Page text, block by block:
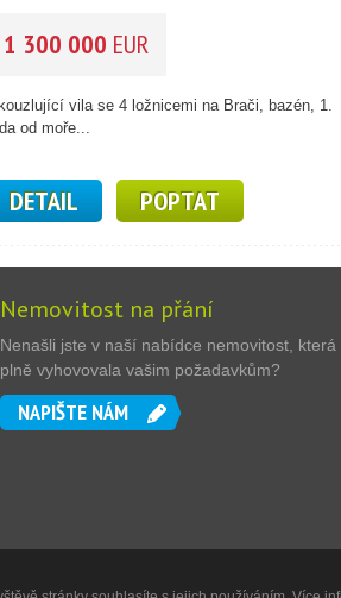
1 300 000 EUR
vila se 4 ložnicemi na Brači, bazén, 1.
od moře...
DETAIL POPTAT
Nemovitost na přání
Nenašli jste v naší nabídce nemovitost, která
plně vyhovovala vašim požadavkům?
NAPIŠTE NÁM